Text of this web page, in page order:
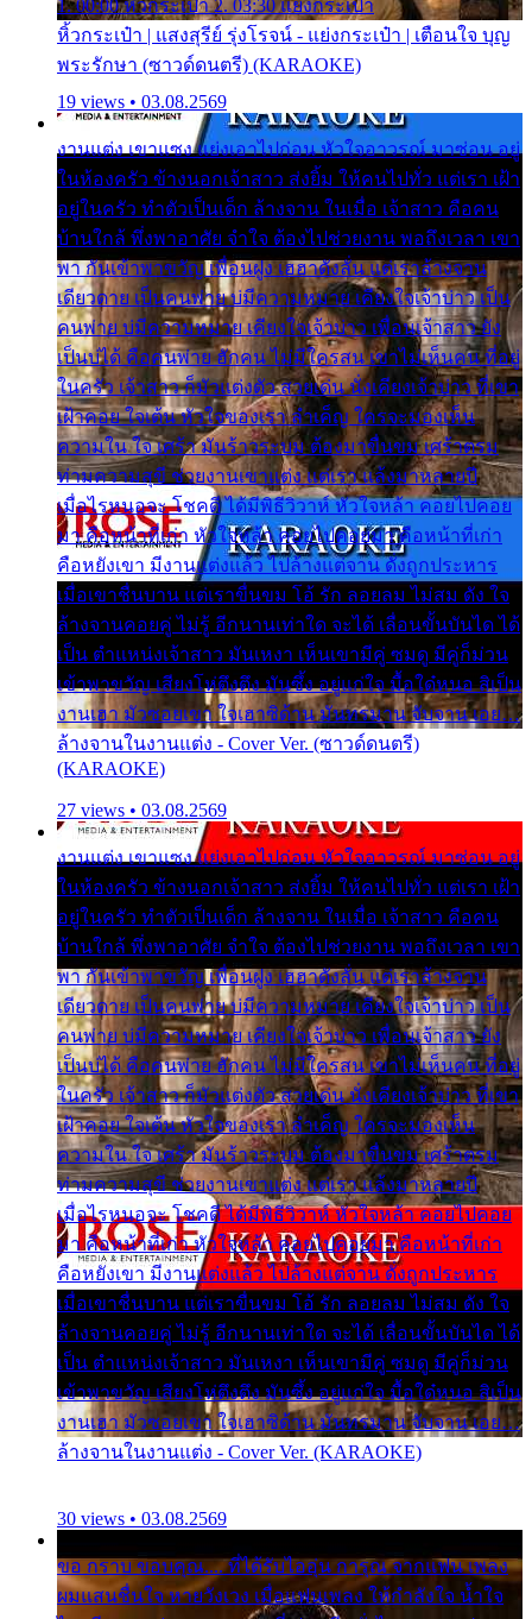
1. 00:00 หิ้วกระเป๋า 2. 03:30 แย่งกระเป๋า
หิ้วกระเป๋า | แสงสุรีย์ รุ่งโรจน์ - แย่งกระเป๋า | เตือนใจ บุญ
พระรักษา (ซาวด์ดนตรี) (KARAOKE)
19 views • 03.08.2569
งานแต่ง เขาแซง แย่งเอาไปก่อน หัวใจอาวรณ์ มาซ่อน อยู่
ในห้องครัว ข้างนอกเจ้าสาว ส่งยิ้ม ให้คนไปทั่ว แต่เรา เฝ้า
อยู่ในครัว ทำตัวเป็นเด็ก ล้างจาน ในเมื่อ เจ้าสาว คือคน
บ้านใกล้ พึ่งพาอาศัย จำใจ ต้องไปช่วยงาน พอถึงเวลา เขา
พา กันเข้าพาขวัญ เพื่อนฝูง เฮฮาดังลั่น แต่เราล้างจาน
เดียวดาย เป็นคนพ่าย บ่มีความหมาย เคียงใจเจ้าบ่าว เป็น
คนพ่าย บ่มีความหมาย เคียงใจเจ้าบ่าว เพื่อนเจ้าสาว ยัง
เป็นบ่ได้ คือคนพ่าย ฮักคน ไม่มีใครสน เขาไม่เห็นคน ที่อยู่
ในครัว เจ้าสาว ก็มัวแต่งตัว สวยเด่น นั่งเคียงเจ้าบ่าว ที่เขา
เฝ้าคอย ใจเต้น หัวใจของเรา ลำเค็ญ ใครจะมองเห็น
ความใน ใจ เศร้า มันร้าวระบม ต้องมาขื่นขม เศร้าตรม
ท่ามความสุขี ช่วยงานเขาแต่ง แต่เรา แล้งมาหลายปี
เมื่อไรหนอจะ โชคดี ได้มีพิธีวิวาห์ หัวใจหล้า คอยไปคอย
มา คือหน้าที่เก่า หัวใจหล้า คอยไปคอยมา คือหน้าที่เก่า
คือหยังเขา มีงานแต่งแล้ว ไปล้างแต่จาน ดั่งถูกประหาร
เมื่อเขาชื่นบาน แต่เราขื่นขม โอ้ รัก ลอยลม ไม่สม ดัง ใจ
ล้างจานคอยคู่ ไม่รู้ อีกนานเท่าใด จะได้ เลื่อนขั้นบันได ได้
เป็น ตำแหน่งเจ้าสาว มันเหงา เห็นเขามีคู่ ซมดู มีคู่ก็ม่วน
เข้าพาขวัญ เสียงโห่ตึงตึง มันซึ้ง อยู่แก่ใจ มื้อใด๋หนอ สิเป็น
งานเฮา มัวซอยเขา ใจเฮาซิด้าน มันทรมาน จับจาน เอย…
ล้างจานในงานแต่ง - Cover Ver. (ซาวด์ดนตรี)
(KARAOKE)
27 views • 03.08.2569
งานแต่ง เขาแซง แย่งเอาไปก่อน หัวใจอาวรณ์ มาซ่อน อยู่
ในห้องครัว ข้างนอกเจ้าสาว ส่งยิ้ม ให้คนไปทั่ว แต่เรา เฝ้า
อยู่ในครัว ทำตัวเป็นเด็ก ล้างจาน ในเมื่อ เจ้าสาว คือคน
บ้านใกล้ พึ่งพาอาศัย จำใจ ต้องไปช่วยงาน พอถึงเวลา เขา
พา กันเข้าพาขวัญ เพื่อนฝูง เฮฮาดังลั่น แต่เราล้างจาน
เดียวดาย เป็นคนพ่าย บ่มีความหมาย เคียงใจเจ้าบ่าว เป็น
คนพ่าย บ่มีความหมาย เคียงใจเจ้าบ่าว เพื่อนเจ้าสาว ยัง
เป็นบ่ได้ คือคนพ่าย ฮักคน ไม่มีใครสน เขาไม่เห็นคน ที่อยู่
ในครัว เจ้าสาว ก็มัวแต่งตัว สวยเด่น นั่งเคียงเจ้าบ่าว ที่เขา
เฝ้าคอย ใจเต้น หัวใจของเรา ลำเค็ญ ใครจะมองเห็น
ความใน ใจ เศร้า มันร้าวระบม ต้องมาขื่นขม เศร้าตรม
ท่ามความสุขี ช่วยงานเขาแต่ง แต่เรา แล้งมาหลายปี
เมื่อไรหนอจะ โชคดี ได้มีพิธีวิวาห์ หัวใจหล้า คอยไปคอย
มา คือหน้าที่เก่า หัวใจหล้า คอยไปคอยมา คือหน้าที่เก่า
คือหยังเขา มีงานแต่งแล้ว ไปล้างแต่จาน ดั่งถูกประหาร
เมื่อเขาชื่นบาน แต่เราขื่นขม โอ้ รัก ลอยลม ไม่สม ดัง ใจ
ล้างจานคอยคู่ ไม่รู้ อีกนานเท่าใด จะได้ เลื่อนขั้นบันได ได้
เป็น ตำแหน่งเจ้าสาว มันเหงา เห็นเขามีคู่ ซมดู มีคู่ก็ม่วน
เข้าพาขวัญ เสียงโห่ตึงตึง มันซึ้ง อยู่แก่ใจ มื้อใด๋หนอ สิเป็น
งานเฮา มัวซอยเขา ใจเฮาซิด้าน มันทรมาน จับจาน เอย…
ล้างจานในงานแต่ง - Cover Ver. (KARAOKE)
30 views • 03.08.2569
ขอ กราบ ขอบคุณ.... ที่ได้รับไออุ่น การุณ จากแฟน เพลง
ผมแสนชื่นใจ หายวังเวง เมื่อแฟนเพลง ให้กำลังใจ น้ำใจ